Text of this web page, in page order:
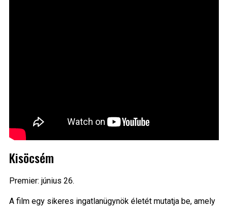
Kisöcsém
Premier: június 26.
A film egy sikeres ingatlanügynök életét mutatja be, amely